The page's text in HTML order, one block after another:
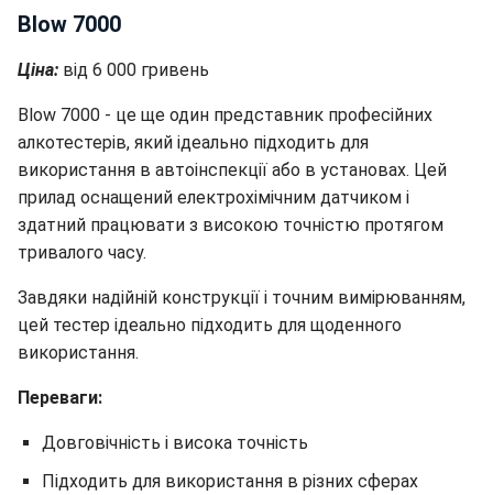
Blow 7000
Ціна: від 6 000 гривень
Blow 7000 - це ще один представник професійних
алкотестерів, який ідеально підходить для
використання в автоінспекції або в установах. Цей
прилад оснащений електрохімічним датчиком і
здатний працювати з високою точністю протягом
тривалого часу.
Завдяки надійній конструкції і точним вимірюванням,
цей тестер ідеально підходить для щоденного
використання.
Переваги:
Довговічність і висока точність
Підходить для використання в різних сферах